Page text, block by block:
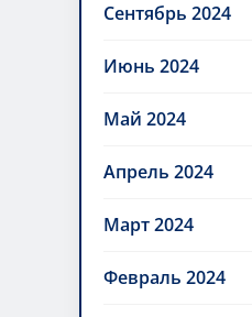
Сентябрь 2024
Июнь 2024
Май 2024
Апрель 2024
Март 2024
Февраль 2024